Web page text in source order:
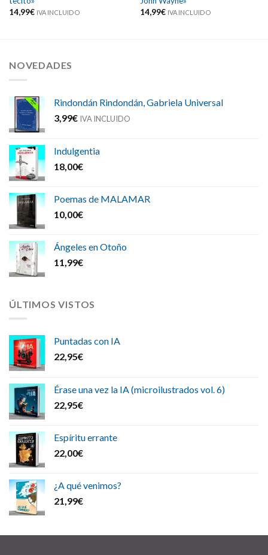
14,99€ IVA INCLUIDO
14,99€ IVA INCLUIDO
NOVEDADES
Rindondán Rindondán, Gabriela Universal
3,99€ IVA INCLUIDO
Indulgentia
18,00€
Poemas de MALAMAR
10,00€
Ángeles en Otoño
11,99€
ÚLTIMOS VISTOS
Puntadas con IA
22,95€
Érase una vez la IA (microilustrados vol. 6)
22,95€
Espíritu errante
22,00€
¿A qué venimos?
21,99€